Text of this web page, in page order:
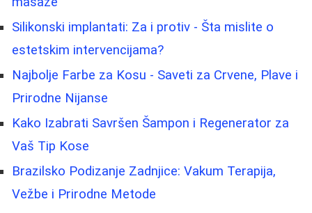
Silikonski implantati: Za i protiv - Šta mislite o
estetskim intervencijama?
Najbolje Farbe za Kosu - Saveti za Crvene, Plave i
Prirodne Nijanse
Kako Izabrati Savršen Šampon i Regenerator za
Vaš Tip Kose
Brazilsko Podizanje Zadnjice: Vakum Terapija,
Vežbe i Prirodne Metode